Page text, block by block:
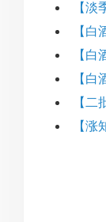
【
【
【
【
【
【